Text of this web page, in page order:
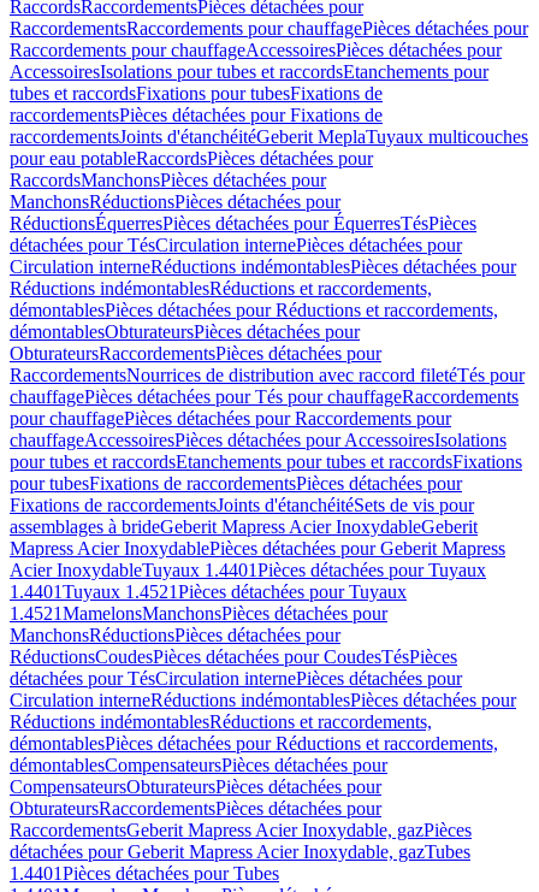
RaccordsRaccordementsPièces détachées pour
RaccordementsRaccordements pour chauffagePièces détachées pour
Raccordements pour chauffageAccessoiresPièces détachées pour
AccessoiresIsolations pour tubes et raccordsEtanchements pour
tubes et raccordsFixations pour tubesFixations de
raccordementsPièces détachées pour Fixations de
raccordementsJoints d'étanchéitéGeberit MeplaTuyaux multicouches
pour eau potableRaccordsPièces détachées pour
RaccordsManchonsPièces détachées pour
ManchonsRéductionsPièces détachées pour
RéductionsÉquerresPièces détachées pour ÉquerresTésPièces
détachées pour TésCirculation internePièces détachées pour
Circulation interneRéductions indémontablesPièces détachées pour
Réductions indémontablesRéductions et raccordements,
démontablesPièces détachées pour Réductions et raccordements,
démontablesObturateursPièces détachées pour
ObturateursRaccordementsPièces détachées pour
RaccordementsNourrices de distribution avec raccord filetéTés pour
chauffagePièces détachées pour Tés pour chauffageRaccordements
pour chauffagePièces détachées pour Raccordements pour
chauffageAccessoiresPièces détachées pour AccessoiresIsolations
pour tubes et raccordsEtanchements pour tubes et raccordsFixations
pour tubesFixations de raccordementsPièces détachées pour
Fixations de raccordementsJoints d'étanchéitéSets de vis pour
assemblages à brideGeberit Mapress Acier InoxydableGeberit
Mapress Acier InoxydablePièces détachées pour Geberit Mapress
Acier InoxydableTuyaux 1.4401Pièces détachées pour Tuyaux
1.4401Tuyaux 1.4521Pièces détachées pour Tuyaux
1.4521MamelonsManchonsPièces détachées pour
ManchonsRéductionsPièces détachées pour
RéductionsCoudesPièces détachées pour CoudesTésPièces
détachées pour TésCirculation internePièces détachées pour
Circulation interneRéductions indémontablesPièces détachées pour
Réductions indémontablesRéductions et raccordements,
démontablesPièces détachées pour Réductions et raccordements,
démontablesCompensateursPièces détachées pour
CompensateursObturateursPièces détachées pour
ObturateursRaccordementsPièces détachées pour
RaccordementsGeberit Mapress Acier Inoxydable, gazPièces
détachées pour Geberit Mapress Acier Inoxydable, gazTubes
1.4401Pièces détachées pour Tubes